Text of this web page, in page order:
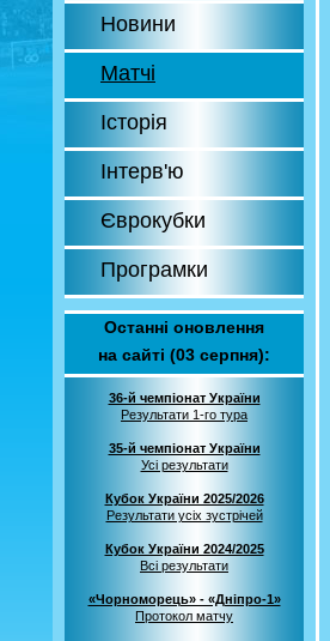
Новини
Матчі
Історія
Інтерв'ю
Єврокубки
Програмки
Останні оновлення
на сайті (03 серпня):
36-й чемпіонат України
Результати 1-го тура
35-й чемпіонат України
Усі результати
Кубок України 2025/2026
Результати усіх зустрічей
Кубок України 2024/2025
Всі результати
«Чорноморець» - «Дніпро-1»
Протокол матчу